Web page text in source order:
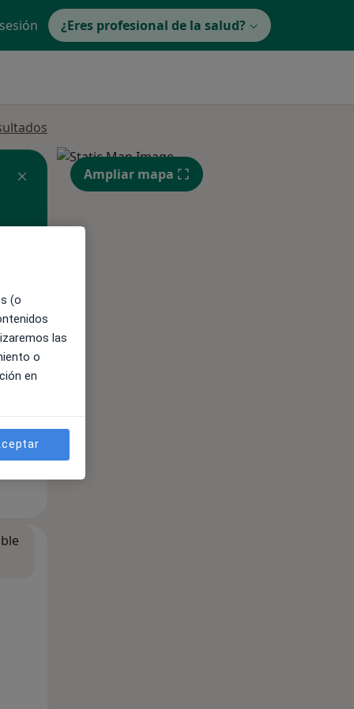
¿Eres profesional de la salud?
Ampliar mapa
(o
las
o
en